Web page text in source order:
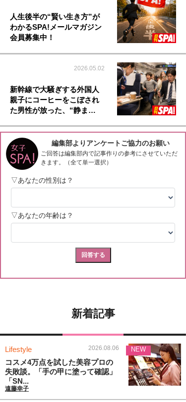
人生後半の“賢い生き方”が
わかるSPA!メールマガジン
会員募集中！
2026.05.02
新幹線で大騒ぎする外国人
親子にコーヒーをこぼされ
た男性が放った、“静ま…
新着記事
Lifestyle 2026.08.06
コスメ4万点を試した美容プロの
失敗談。「手の甲に塗って確認」
「SN...
遠藤幸子
NEW